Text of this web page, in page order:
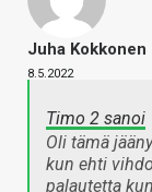
Juha Kokkonen
8.5.2022
Timo 2 sanoi
Oli tämä
kun ehti
palautetta